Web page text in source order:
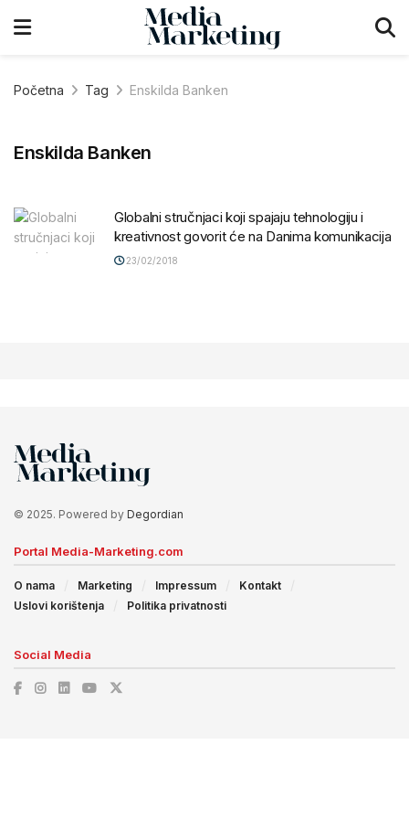
Početna Tag Enskilda Banken
Enskilda Banken
Globalni stručnjaci koji spajaju tehnologiju i
kreativnost govorit će na Danima komunikacija
23/02/2018
© 2025. Powered by Degordian
Portal Media-Marketing.com
O nama Marketing Impressum
Kontakt
Uslovi korištenja
Politika privatnosti
Social Media